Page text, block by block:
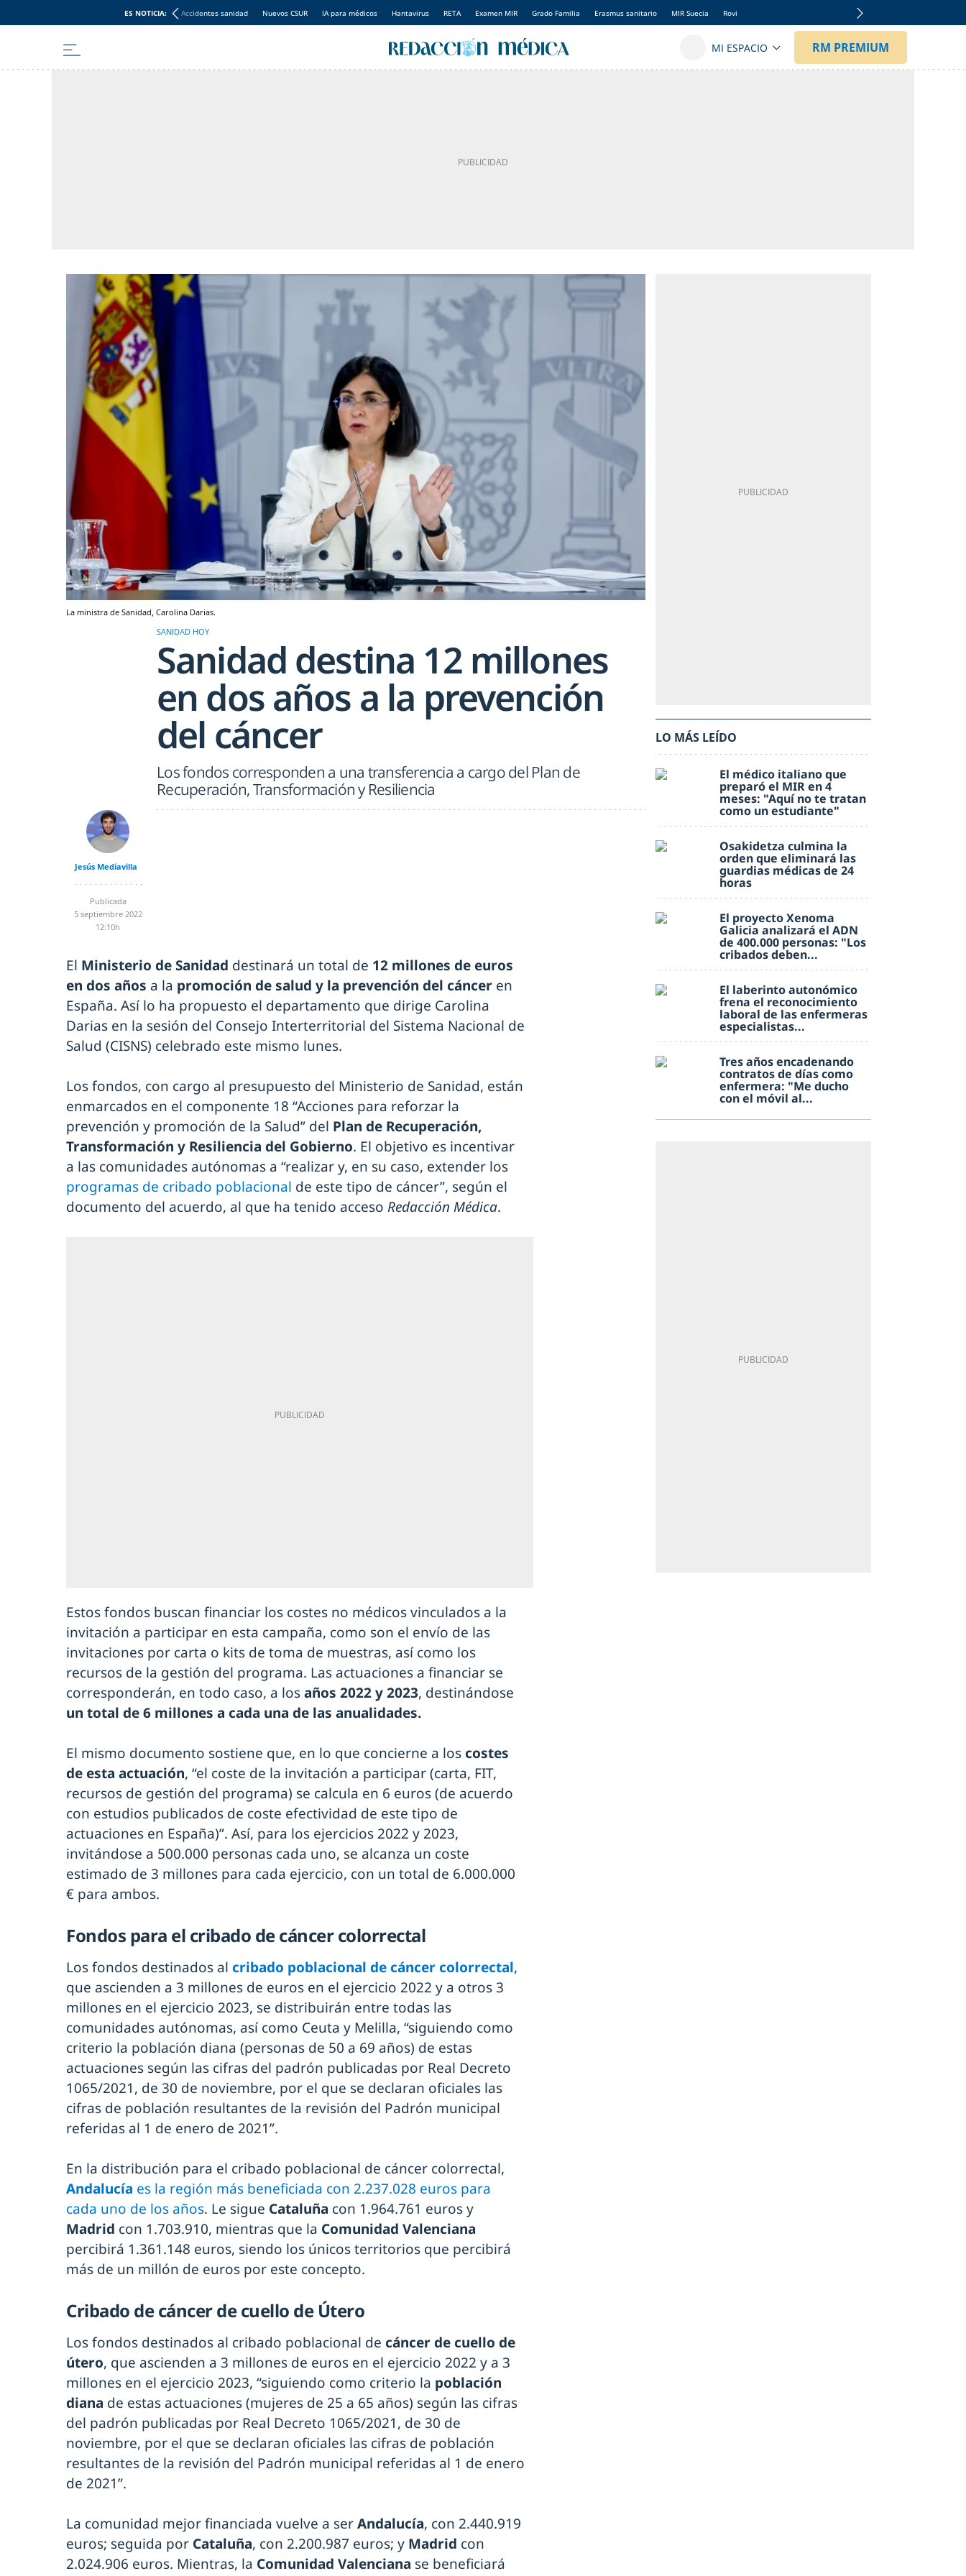
ES NOTICIA: Accidentes sanidad Nuevos CSUR IA para médicos Hantavirus RETA Examen MIR Grado Familia Erasmus sanitario MIR Suecia Rovi
La ministra de Sanidad, Carolina Darias.
SANIDAD HOY
Sanidad destina 12 millones
en dos años a la prevención
del cáncer
Los fondos corresponden a una transferencia a cargo del Plan de
Recuperación, Transformación y Resiliencia
Jesús Mediavilla
Publicada
5 septiembre 2022
12:10h
El Ministerio de Sanidad destinará un total de 12 millones de euros
en dos años a la promoción de salud y la prevención del cáncer en
España. Así lo ha propuesto el departamento que dirige Carolina
Darias en la sesión del Consejo Interterritorial del Sistema Nacional de
Salud (CISNS) celebrado este mismo lunes.
Los fondos, con cargo al presupuesto del Ministerio de Sanidad, están
enmarcados en el componente 18 “Acciones para reforzar la
prevención y promoción de la Salud” del Plan de Recuperación,
Transformación y Resiliencia del Gobierno. El objetivo es incentivar
a las comunidades autónomas a “realizar y, en su caso, extender los
programas de cribado poblacional de este tipo de cáncer”, según el
documento del acuerdo, al que ha tenido acceso Redacción Médica.
Estos fondos buscan financiar los costes no médicos vinculados a la
invitación a participar en esta campaña, como son el envío de las
invitaciones por carta o kits de toma de muestras, así como los
recursos de la gestión del programa. Las actuaciones a financiar se
corresponderán, en todo caso, a losaños 2022 y 2023, destinándose
un total de 6 millones a cada una de las anualidades.
El mismo documento sostiene que, en lo que concierne a los costes
de esta actuación, “el coste de la invitación a participar (carta, FIT,
recursos de gestión del programa) se calcula en 6 euros (de acuerdo
con estudios publicados de coste efectividad de este tipo de
actuaciones en España)”. Así, para los ejercicios 2022 y 2023,
invitándose a 500.000 personas cada uno, se alcanza un coste
estimado de 3 millones para cada ejercicio, con un total de 6.000.000
€ para ambos.
Fondos para el cribado de cáncer colorrectal
Los fondos destinados al cribado poblacional de cáncer colorrectal,
que ascienden a 3 millones de euros en el ejercicio 2022 y a otros 3
millones en el ejercicio 2023, se distribuirán entre todas las
comunidades autónomas, así como Ceuta y Melilla, “siguiendo como
criterio la población diana (personas de 50 a 69 años) de estas
actuaciones según las cifras del padrón publicadas por Real Decreto
1065/2021, de 30 de noviembre, por el que se declaran oficiales las
cifras de población resultantes de la revisión del Padrón municipal
referidas al 1 de enero de 2021”.
En la distribución para el cribado poblacional de cáncer colorrectal,
Andalucía es la región más beneficiada con 2.237.028 euros para
cada uno de los años. Le sigue Cataluña con 1.964.761 euros y
Madrid con 1.703.910, mientras que la Comunidad Valenciana
percibirá 1.361.148 euros, siendo los únicos territorios que percibirá
más de un millón de euros por este concepto.
Cribado de cáncer de cuello de Útero
Los fondos destinados al cribado poblacional de cáncer de cuello de
útero, que ascienden a 3 millones de euros en el ejercicio 2022 y a 3
millones en el ejercicio 2023, “siguiendo como criterio la población
diana de estas actuaciones (mujeres de 25 a 65 años) según las cifras
del padrón publicadas por Real Decreto 1065/2021, de 30 de
noviembre, por el que se declaran oficiales las cifras de población
resultantes de la revisión del Padrón municipal referidas al 1 de enero
de 2021”.
La comunidad mejor financiada vuelve a serAndalucía, con 2.440.919
euros; seguida por Cataluña, con 2.200.987 euros; y Madrid con
2.024.906 euros. Mientras, la Comunidad Valenciana se beneficiará
LO MÁS LEÍDO
El médico italiano que
preparó el MIR en 4
meses: "Aquí no te tratan
como un estudiante"
Osakidetza culmina la
orden que eliminará las
guardias médicas de 24
horas
El proyecto Xenoma
Galicia analizará el ADN
de 400.000 personas: "Los
cribados deben...
El laberinto autonómico
frena el reconocimiento
laboral de las enfermeras
especialistas...
Tres años encadenando
contratos de días como
enfermera: "Me ducho
con el móvil al...